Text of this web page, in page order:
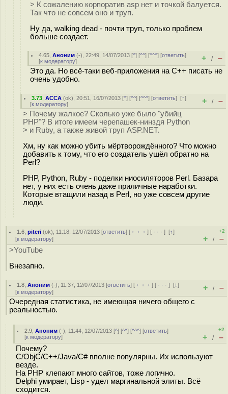
> К сожалению корпоратив asp нет и точкой балуется.
Так что не совсем оно и труп.
Ну да, walking dead - почти труп, только проблем
больше создает.
4.65 ,Аноним (-), 22:49, 14/07/2013 [^] [^^] [^^^] [ответить]
[к модератору] + / –
Это да. Но всё-таки веб-приложения на C++ писать не
очень удобно.
3.73 ,ACCA (ok), 20:51, 16/07/2013 [^] [^^] [^^^] [ответить][↑]
[к модератору] + / –
> Почему жалкое? Сколько уже было "убийц
PHP"? В итоге имеем черепашек-нинздя Python
> и Ruby, а также живой труп ASP.NET.
Хм, ну как можно убить мёртворождённого? Что можно
добавить к тому, что его создатель ушёл обратно на
Perl?
PHP, Python, Ruby - поделки ниосиляторов Perl. Базара
нет, у них есть очень даже приличные наработки.
Которые втащили назад в Perl, но уже совсем другие
люди.
1.6 ,piteri (ok), 11:18, 12/07/2013 [ответить] [ ﹢﹢﹢] [ · · ·][↑]
[к модератору]
+2
+ / –
>YouTube
Внезапно.
1.8 ,Аноним (-), 11:37, 12/07/2013 [ответить] [ ﹢﹢﹢] [ · · ·][↓]
[к модератору] + / –
Очередная статистика, не имеющая ничего общего с
реальностью.
2.9 ,Аноним (-), 11:44, 12/07/2013 [^] [^^] [^^^] [ответить]
[к модератору]
+2
+ / –
Почему?
С/ObjC/C++/Java/C# вполне популярны. Их используют
везде.
На PHP клепают много сайтов, тоже логично.
Delphi умирает, Lisp - удел маргинальной элиты. Всё
сходится.